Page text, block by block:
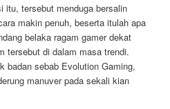
itu, tersebut menduga bersalin
makin penuh, beserta itulah apa
belaka ragam gamer dekat
tersebut di dalam masa trendi.
badan sebab Evolution Gaming,
manuver pada sekali kian